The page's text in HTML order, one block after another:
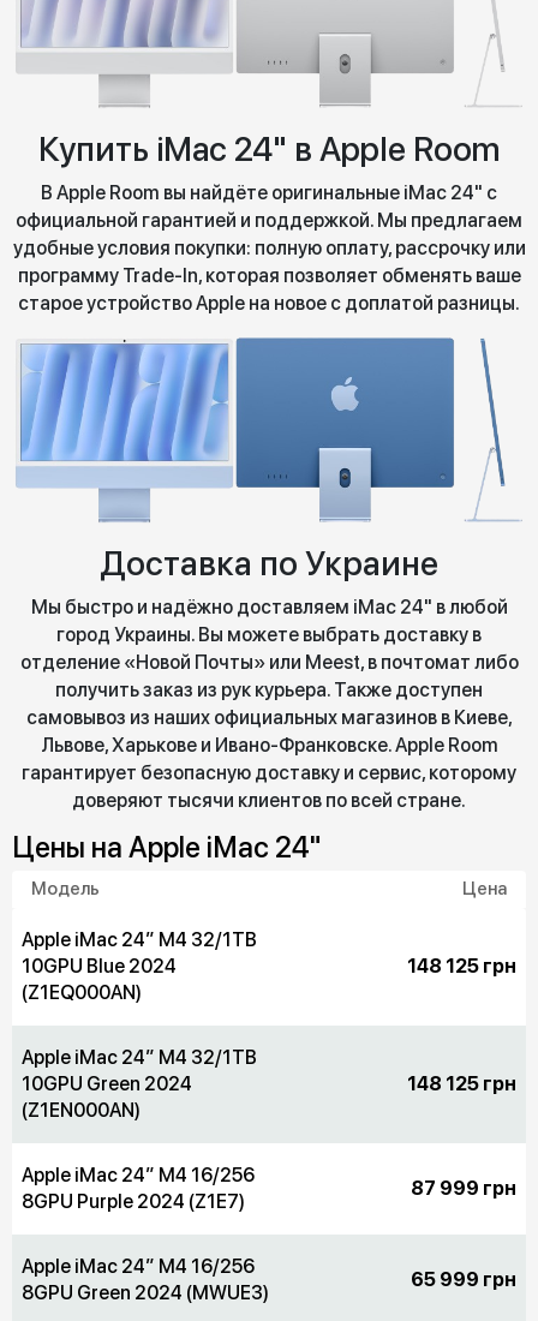
Купить iMac 24" в Apple Room
В Apple Room вы найдёте оригинальные iMac 24" с
официальной гарантией и поддержкой. Мы предлагаем
удобные условия покупки: полную оплату, рассрочку или
программу Trade-In, которая позволяет обменять ваше
старое устройство Apple на новое с доплатой разницы.
Доставка по Украине
Мы быстро и надёжно доставляем iMac 24" в любой
город Украины. Вы можете выбрать доставку в
отделение «Новой Почты» или Meest, в почтомат либо
получить заказ из рук курьера. Также доступен
самовывоз из наших официальных магазинов в Киеве,
Львове, Харькове и Ивано-Франковске. Apple Room
гарантирует безопасную доставку и сервис, которому
доверяют тысячи клиентов по всей стране.
Цены на Apple iMac 24"
Модель Цена
Apple iMac 24” M4 32/1TB
10GPU Blue 2024
(Z1EQ000AN)
148 125 грн
Apple iMac 24” M4 32/1TB
10GPU Green 2024
(Z1EN000AN)
148 125 грн
Apple iMac 24” M4 16/256
8GPU Purple 2024 (Z1E7)
87 999 грн
Apple iMac 24” M4 16/256
8GPU Green 2024 (MWUE3)
65 999 грн